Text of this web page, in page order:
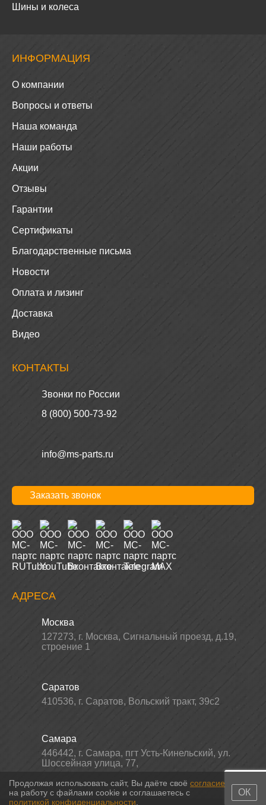
Шины и колеса
ИНФОРМАЦИЯ
О компании
Вопросы и ответы
Наша команда
Наши работы
Акции
Отзывы
Гарантии
Сертификаты
Благодарственные письма
Новости
Оплата и лизинг
Доставка
Видео
КОНТАКТЫ
Звонки по России
8 (800) 500-73-92
info@ms-parts.ru
Заказать звонок
АДРЕСА
Москва
127273, г. Москва, Сигнальный проезд, д.19,
строение 1
Саратов
410536, г. Саратов, Вольский тракт, 39с2
Самара
446442, г. Самара, пгт Усть-Кинельский, ул.
Шоссейная улица, 77,
Продолжая использовать сайт, Вы даёте своё согласие
на работу с файлами cookie и соглашаетесь с
политикой конфиденциальности
ОК